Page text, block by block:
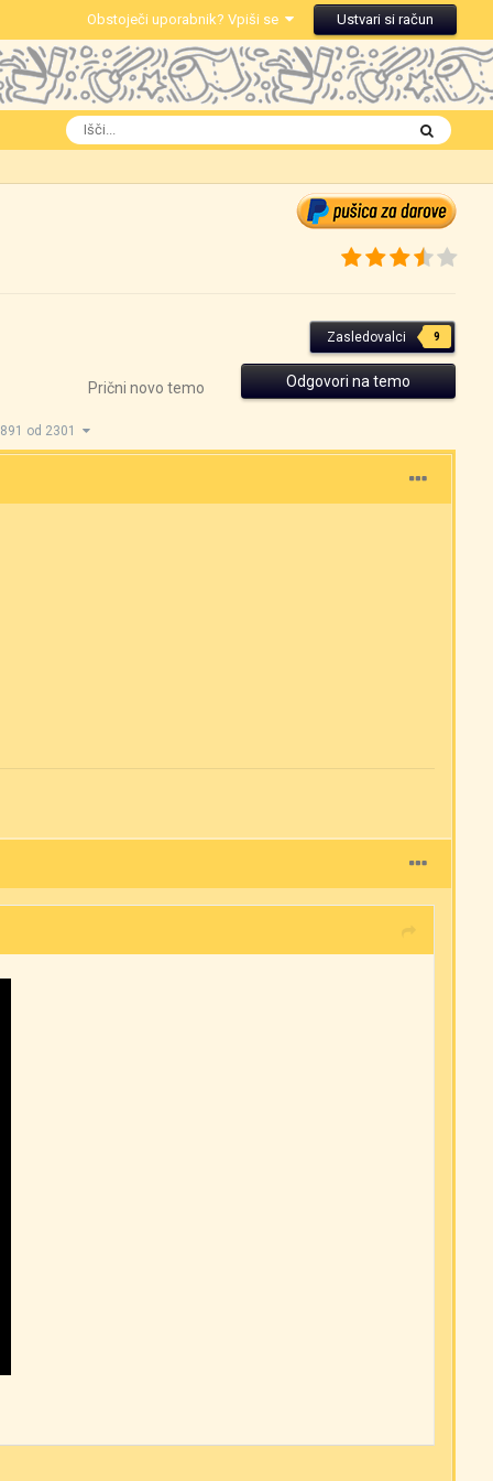
Obstoječi uporabnik? Vpiši se Ustvari si račun
Zasledovalci 9
Odgovori na temo
Prični novo temo
od 2301